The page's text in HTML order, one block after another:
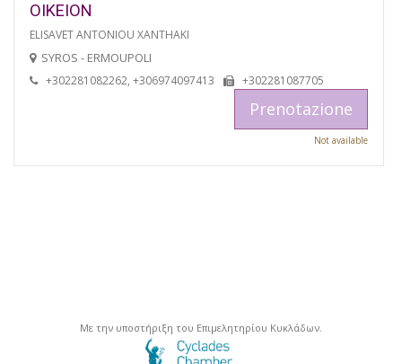
OIKEION
ELISAVET ANTONIOU XANTHAKI
SYROS - ERMOUPOLI
+302281082262, +306974097413 +302281087705
Prenotazione
Not available
Με την υποστήριξη του Επιμελητηρίου Κυκλάδων.